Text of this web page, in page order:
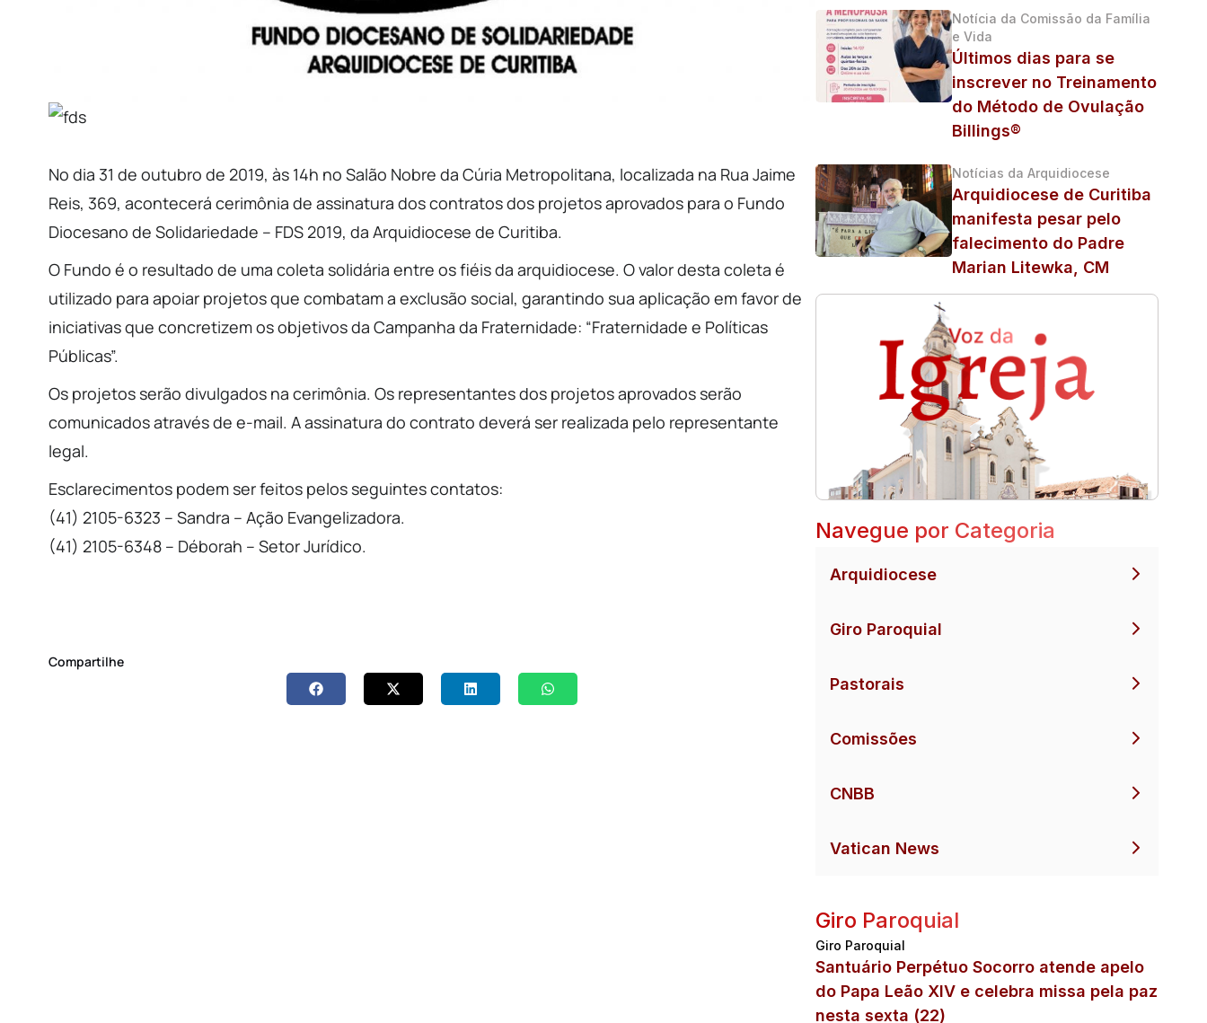
No dia 31 de outubro de 2019, às 14h no Salão Nobre da Cúria Metropolitana, localizada na Rua Jaime
Reis, 369, acontecerá cerimônia de assinatura dos contratos dos projetos aprovados para o Fundo
Diocesano de Solidariedade – FDS 2019, da Arquidiocese de Curitiba.
O Fundo é o resultado de uma coleta solidária entre os fiéis da arquidiocese. O valor desta coleta é
utilizado para apoiar projetos que combatam a exclusão social, garantindo sua aplicação em favor de
iniciativas que concretizem os objetivos da Campanha da Fraternidade: “Fraternidade e Políticas
Públicas”.
Os projetos serão divulgados na cerimônia. Os representantes dos projetos aprovados serão
comunicados através de e-mail. A assinatura do contrato deverá ser realizada pelo representante
legal.
Esclarecimentos podem ser feitos pelos seguintes contatos:
(41) 2105-6323 – Sandra – Ação Evangelizadora.
(41) 2105-6348 – Déborah – Setor Jurídico.
Compartilhe
Notícia da Comissão da Família
e Vida
Últimos dias para se
inscrever no Treinamento
do Método de Ovulação
Billings®
Notícias da Arquidiocese
Arquidiocese de Curitiba
manifesta pesar pelo
falecimento do Padre
Marian Litewka, CM
Navegue por Categoria
Arquidiocese
Giro Paroquial
Pastorais
Comissões
CNBB
Vatican News
Giro Paroquial
Giro Paroquial
Santuário Perpétuo Socorro atende apelo
do Papa Leão XIV e celebra missa pela paz
nesta sexta (22)